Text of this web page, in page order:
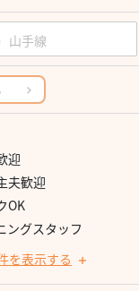
迎
夫歓迎
OK
ングスタッフ
を表示する